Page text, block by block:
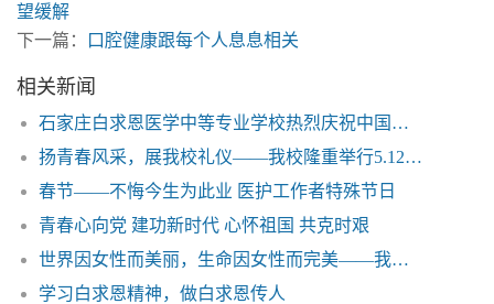
望缓解
下一篇：
口腔健康跟每个人息息相关
相关新闻
石家庄白求恩医学中等专业学校热烈庆祝中国医师节
扬青春风采，展我校礼仪——我校隆重举行5.12国际护士节礼仪大赛
春节——不悔今生为此业 医护工作者特殊节日
青春心向党 建功新时代 心怀祖国 共克时艰
世界因女性而美丽，生命因女性而完美——我校隆重举行“庆祝3.8妇女节活动”
学习白求恩精神，做白求恩传人